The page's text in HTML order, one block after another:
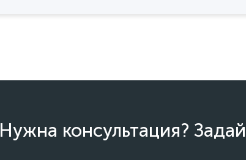
Нужна консультация?